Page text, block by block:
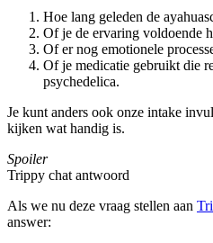
Hoe lang geleden de
Of je de ervaring voldoende
Of er nog emotionele
Of je medicatie gebruikt die
psychedelica.
Je kunt anders ook onze intake
kijken wat handig is.
Spoiler
Trippy chat antwoord
Als we nu deze vraag stellen aan
answer: